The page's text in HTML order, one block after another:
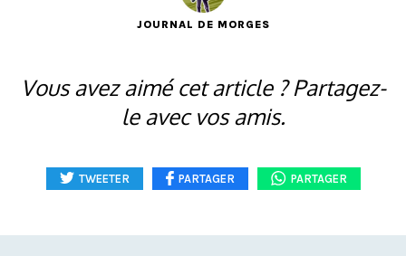
JOURNAL DE MORGES
Vous avez aimé cet article ? Partagez-
le avec vos amis.
TWEETER PARTAGER PARTAGER